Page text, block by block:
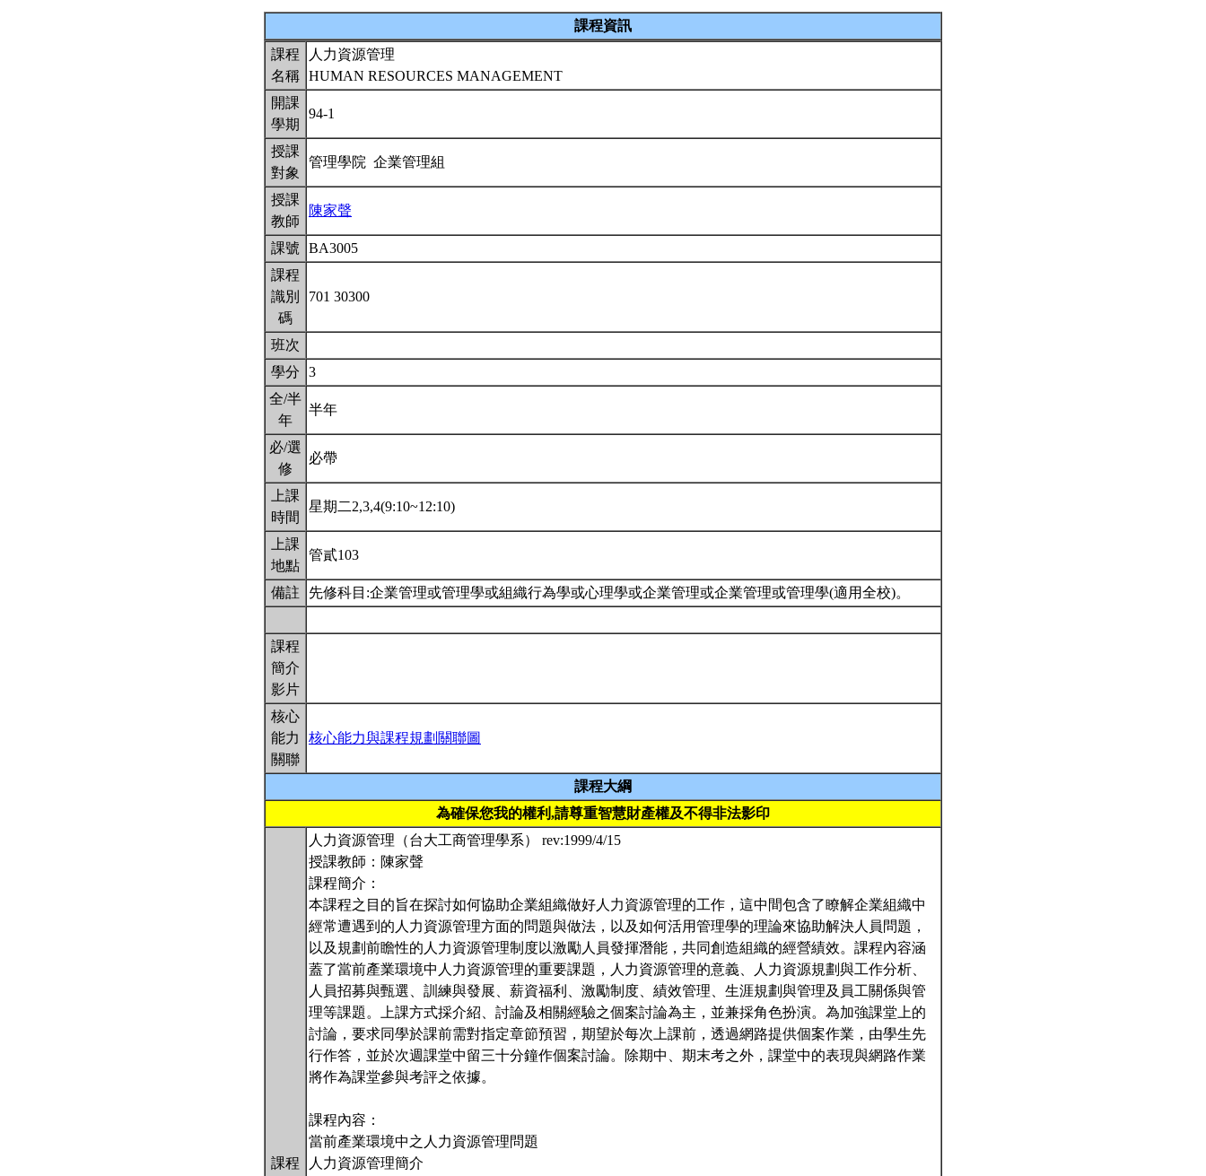
課程資訊
課程
名稱
人力資源管理
HUMAN RESOURCES MANAGEMENT
開課
學期
94-1
授課
對象
管理學院 企業管理組
授課
教師
陳家聲
課號
BA3005
課程
識別
碼
701 30300
班次
學分
3
全/半
年
半年
必/選
修
必帶
上課
時間
星期二2,3,4(9:10~12:10)
上課
地點
管貳103
備註 先修科目:企業管理或管理學或組織行為學或心理學或企業管理或企業管理或管理學(適用全校)。
課程
簡介
影片
核心
能力
關聯
核心能力與課程規劃關聯圖
課程大綱
為確保您我的權利,請尊重智慧財產權及不得非法影印
課程
人力資源管理（台大工商管理學系） rev:1999/4/15
授課教師：陳家聲
課程簡介：
本課程之目的旨在探討如何協助企業組織做好人力資源管理的工作，這中間包含了瞭解企業組織中
經常遭遇到的人力資源管理方面的問題與做法，以及如何活用管理學的理論來協助解決人員問題，
以及規劃前瞻性的人力資源管理制度以激勵人員發揮潛能，共同創造組織的經營績效。課程內容涵
蓋了當前產業環境中人力資源管理的重要課題，人力資源管理的意義、人力資源規劃與工作分析、
人員招募與甄選、訓練與發展、薪資福利、激勵制度、績效管理、生涯規劃與管理及員工關係與管
理等課題。上課方式採介紹、討論及相關經驗之個案討論為主，並兼採角色扮演。為加強課堂上的
討論，要求同學於課前需對指定章節預習，期望於每次上課前，透過網路提供個案作業，由學生先
行作答，並於次週課堂中留三十分鐘作個案討論。除期中、期末考之外，課堂中的表現與網路作業
將作為課堂參與考評之依據。
課程內容：
當前產業環境中之人力資源管理問題
人力資源管理簡介